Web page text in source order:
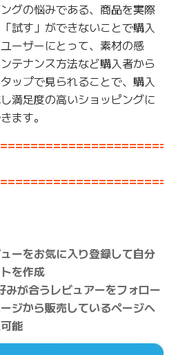
グの悩みである、商品を実際
試す」ができないことで購入
ーザーにとって、素材の感
テナンス方法など購入者から
ップで見られることで、購入
満足度の高いショッピングに
ます。
ーをお気に入り登録して自分
を作成
みが合うレビュアーをフォロー
ジから販売しているページへ
能